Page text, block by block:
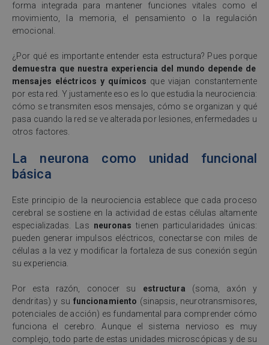
forma integrada para mantener funciones vitales como el
movimiento, la memoria, el pensamiento o la regulación
emocional.
¿Por qué es importante entender esta estructura? Pues porque
demuestra que nuestra experiencia del mundo depende de
mensajes eléctricos y químicos que viajan constantemente
por esta red. Y justamente eso es lo que estudia la neurociencia:
cómo se transmiten esos mensajes, cómo se organizan y qué
pasa cuando la red se ve alterada por lesiones, enfermedades u
otros factores.
La neurona como unidad funcional
básica
Este principio de la neurociencia establece que cada proceso
cerebral se sostiene en la actividad de estas células altamente
especializadas. Las neuronas tienen particularidades únicas:
pueden generar impulsos eléctricos, conectarse con miles de
células a la vez y modificar la fortaleza de sus conexión según
su experiencia.
Por esta razón, conocer su estructura (soma, axón y
dendritas) y su funcionamiento (sinapsis, neurotransmisores,
potenciales de acción) es fundamental para comprender cómo
funciona el cerebro. Aunque el sistema nervioso es muy
complejo, todo parte de estas unidades microscópicas y de su